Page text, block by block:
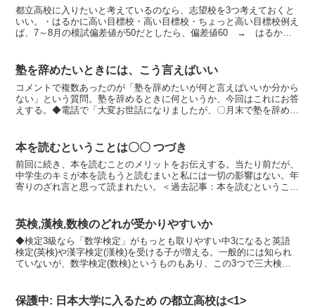
都立高校に入りたいと考えているのなら、志望校を3つ考えておくと
いい。・はるかに高い目標校・高い目標校・ちょっと高い目標校例え
ば、7～8月の模試偏差値が50だとしたら、偏差値60 → はるかに
塾を辞めたいときには、こう言えばいい
コメントで複数あったのが「塾を辞めたいが何と言えばいいか分から
ない」という質問。塾を辞めるときに何というか、今回はこれにお答
えする。◆電話で「大変お世話になりましたが、〇月末で塾を辞め
本を読むということは〇〇 つづき
前回に続き、本を読むことのメリットをお伝えする。当たり前だが、
中学生のキミが本を読もうと読むまいと私には一切の影響はない。年
寄りのざれ言と思って読まれたい。＜過去記事：本を読むということ
英検,漢検,数検のどれが受かりやすいか
◆検定3級なら「数学検定」がもっとも取りやすい中3になると英語
検定(英検)や漢字検定(漢検)を受ける子が増える。一般的には知られ
ていないが、数学検定(数検)というものもあり、この3つで三大検定
保護中: 日本大学に入るため の都立高校は<1>